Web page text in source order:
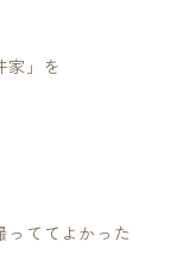
家」を
っててよかった